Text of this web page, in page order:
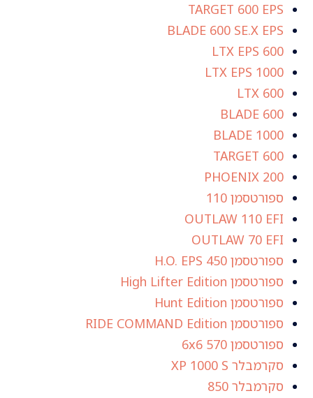
TARGET 600 EPS
BLADE 600 SE.X EPS
600 LTX EPS
1000 LTX EPS
600 LTX
BLADE 600
BLADE 1000
TARGET 600
PHOENIX 200
ספורטסמן 110
OUTLAW 110 EFI
OUTLAW 70 EFI
ספורטסמן 450 H.O. EPS
ספורטסמן High Lifter Edition
ספורטסמן Hunt Edition
ספורטסמן RIDE COMMAND Edition
ספורטסמן 6x6 570
סקרמבלר XP 1000 S
סקרמבלר 850